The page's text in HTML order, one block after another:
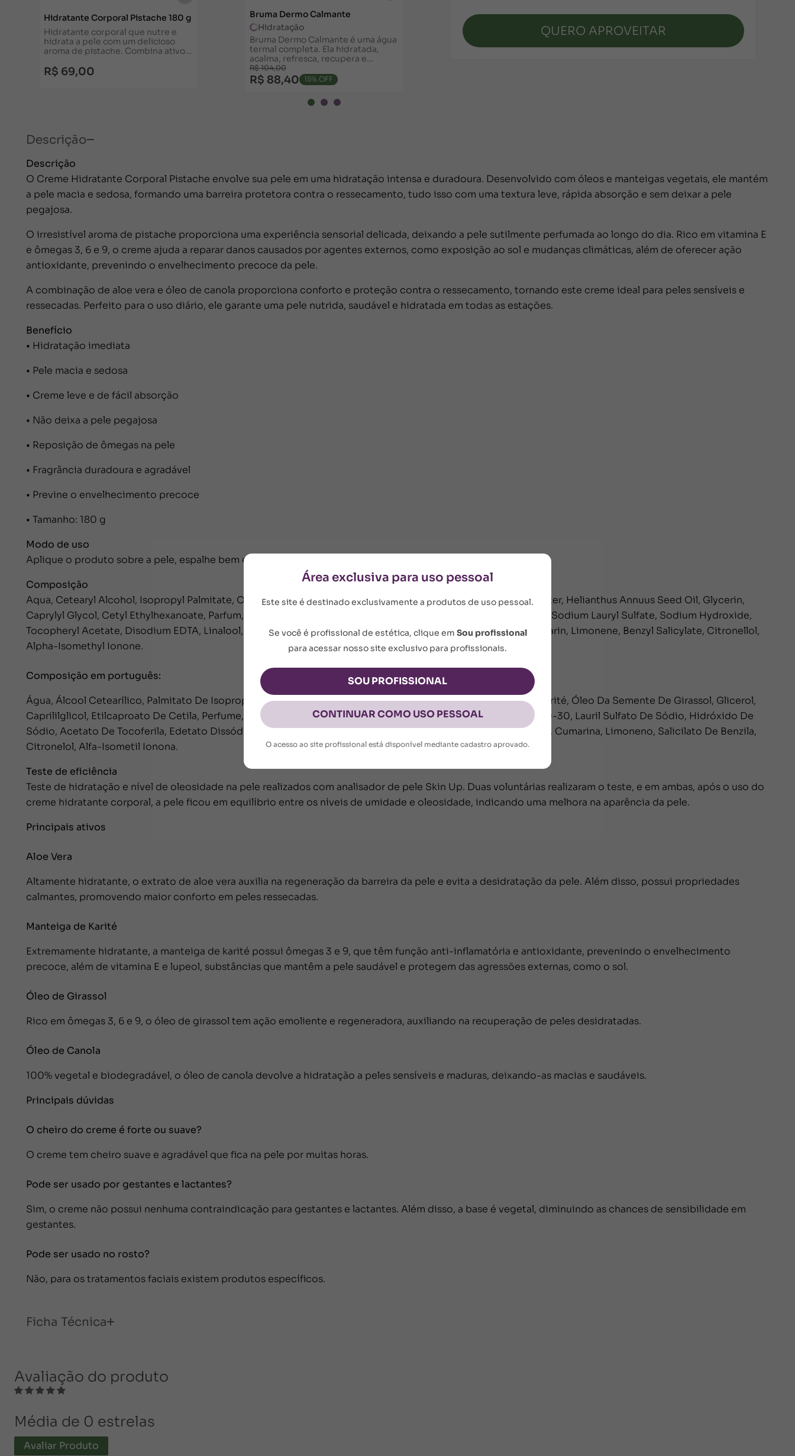
Hidratante Corporal Pistache 180 g
Hidratante corporal que nutre e
hidrata a pele com um delicioso
aroma de pistache. Combina ativos
rápida absorção.
R$ 69,00
Bruma Dermo Calmante
Hidratação
Bruma Dermo Calmante é uma água
termal completa. Ela hidratada,
acalma, refresca, recupera e
protege a pele. Pode ser usada
várias vezes ao dia. Conheça.
R$ 104,00
R$ 88,40 15% OFF
QUERO APROVEITAR
Descrição
Descrição
O Creme Hidratante Corporal Pistache envolve sua pele em uma hidratação intensa e duradoura. Desenvolvido com óleos e manteigas vegetais, ele mantém
a pele macia e sedosa, formando uma barreira protetora contra o ressecamento, tudo isso com uma textura leve, rápida absorção e sem deixar a pele
pegajosa.
O irresistível aroma de pistache proporciona uma experiência sensorial delicada, deixando a pele sutilmente perfumada ao longo do dia. Rico em vitamina E
e ômegas 3, 6 e 9, o creme ajuda a reparar danos causados por agentes externos, como exposição ao sol e mudanças climáticas, além de oferecer ação
antioxidante, prevenindo o envelhecimento precoce da pele.
A combinação de aloe vera e óleo de canola proporciona conforto e proteção contra o ressecamento, tornando este creme ideal para peles sensíveis e
ressecadas. Perfeito para o uso diário, ele garante uma pele nutrida, saudável e hidratada em todas as estações.
Benefício
• Hidratação imediata
• Pele macia e sedosa
• Creme leve e de fácil absorção
• Não deixa a pele pegajosa
• Reposição de ômegas na pele
• Fragrância duradoura e agradável
• Previne o envelhecimento precoce
• Tamanho: 180 g
Modo de uso
Aplique o produto sobre a pele, espalhe bem e deixe absorver. Não é necessário massagear.
Composição
Aqua, Cetearyl Alcohol, Isopropyl Palmitate, Olus Oil, Aloe Barbadensis Leaf Extract, Butyrospermum Parkii Butter, Helianthus Annuus Seed Oil, Glycerin,
Caprylyl Glycol, Cetyl Ethylhexanoate, Parfum, Phenoxyethanol, Acrylates/C10-30 Alkyl Acrylate Crosspolymer, Sodium Lauryl Sulfate, Sodium Hydroxide,
Tocopheryl Acetate, Disodium EDTA, Linalool, Pentaerythrityl Tetra-di-t-butyl Hydroxyhydrocinnamate, Coumarin, Limonene, Benzyl Salicylate, Citronellol,
Alpha-Isomethyl Ionone.
Composição em português:
Água, Álcool Cetearílico, Palmitato De Isopropila, Óleo Vegetal, Extrato Da Folha De Aloe Vera, Manteiga De Karité, Óleo Da Semente De Girassol, Glicerol,
Caprililglicol, Etilcaproato De Cetila, Perfume, Fenoxietanol, Crospolímero De Acrilatos/Acrilato De Alquila C10-30, Lauril Sulfato De Sódio, Hidróxido De
Sódio, Acetato De Tocoferila, Edetato Dissódico, Linalol, Pentaeritritil Tetra-Di-T-Butil Hidroxi-Hidrocinamato, Cumarina, Limoneno, Salicilato De Benzila,
Citronelol, Alfa-Isometil Ionona.
Teste de eficiência
Teste de hidratação e nível de oleosidade na pele realizados com analisador de pele Skin Up. Duas voluntárias realizaram o teste, e em ambas, após o uso do
creme hidratante corporal, a pele ficou em equilíbrio entre os níveis de umidade e oleosidade, indicando uma melhora na aparência da pele.
Principais ativos
Aloe Vera
Altamente hidratante, o extrato de aloe vera auxilia na regeneração da barreira da pele e evita a desidratação da pele. Além disso, possui propriedades
calmantes, promovendo maior conforto em peles ressecadas.
Manteiga de Karité
Extremamente hidratante, a manteiga de karité possui ômegas 3 e 9, que têm função anti-inflamatória e antioxidante, prevenindo o envelhecimento
precoce, além de vitamina E e lupeol, substâncias que mantêm a pele saudável e protegem das agressões externas, como o sol.
Óleo de Girassol
Rico em ômegas 3, 6 e 9, o óleo de girassol tem ação emoliente e regeneradora, auxiliando na recuperação de peles desidratadas.
Óleo de Canola
100% vegetal e biodegradável, o óleo de canola devolve a hidratação a peles sensíveis e maduras, deixando-as macias e saudáveis.
Principais dúvidas
O cheiro do creme é forte ou suave?
O creme tem cheiro suave e agradável que fica na pele por muitas horas.
Pode ser usado por gestantes e lactantes?
Sim, o creme não possui nenhuma contraindicação para gestantes e lactantes. Além disso, a base é vegetal, diminuindo as chances de sensibilidade em
gestantes.
Pode ser usado no rosto?
Não, para os tratamentos faciais existem produtos específicos.
Ficha Técnica
Avaliação do produto
Média de 0 estrelas
Avaliar Produto
Área exclusiva para uso pessoal
Este site é destinado exclusivamente a produtos de uso pessoal.
Se você é profissional de estética, clique em Sou profissional
para acessar nosso site exclusivo para profissionais.
SOU PROFISSIONAL
CONTINUAR COMO USO PESSOAL
O acesso ao site profissional está disponível mediante cadastro aprovado.